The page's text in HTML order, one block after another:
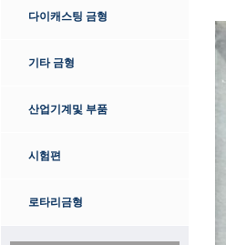
다이캐스팅 금형
기타 금형
산업기계및 부품
시험편
로타리금형